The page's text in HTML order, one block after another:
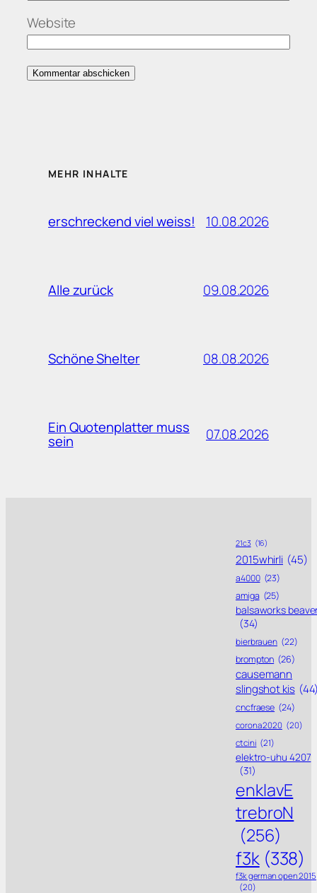
Website
MEHR INHALTE
erschreckend viel weiss! 10.08.2026
Alle zurück 09.08.2026
Schöne Shelter 08.08.2026
Ein Quotenplatter muss
sein 07.08.2026
21c3 (16)
2015whirli (45)
a4000 (23)
amiga (25)
balsaworks
(34)
bierbrauen (22)
brompton (26)
causemann
slingshot kis
cncfraese (24)
corona 2020 (20)
ctcini (21)
elektro-uhu 4207
(31)
enklavE
trebroN
(256)
f3k (338)
f3k german open 2015
(20)